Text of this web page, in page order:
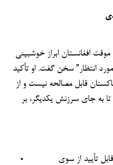
افغانستان ابراز خوشبینی
انتظار” سخن گفت. او تأکید
قابل مصالحه نیست و از
به جای سرزنش یکدیگر، بر
تأیید از سوی